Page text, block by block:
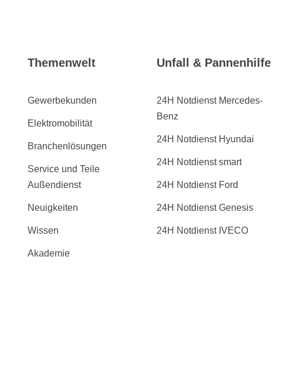
Themenwelt
Gewerbekunden
Elektromobilität
Branchenlösungen
Service und Teile
Außendienst
Neuigkeiten
Wissen
Akademie
Unfall & Pannenhilfe
24H Notdienst Mercedes-
Benz
24H Notdienst Hyundai
24H Notdienst smart
24H Notdienst Ford
24H Notdienst Genesis
24H Notdienst IVECO